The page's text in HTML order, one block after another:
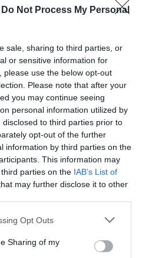
Do Not Process My Personal
sale, sharing to third parties, or
or sensitive information for
please use the below opt-out
Please note that after your
you may continue seeing
personal information utilized by
to third parties prior to
opt-out of the further
information by third parties on the
This information may
parties on the IAB’s List of
may further disclose it to other
Opt Outs
Sharing of my
ha reiterado.
que oficializar en junio en
un acto con Puigneró, el
y altos cargos de la
ha explicado el
a la Comisión Europea
acto. "Ni comen ni nos
Puigneró.
como fuente preferida
las últimas noticias de